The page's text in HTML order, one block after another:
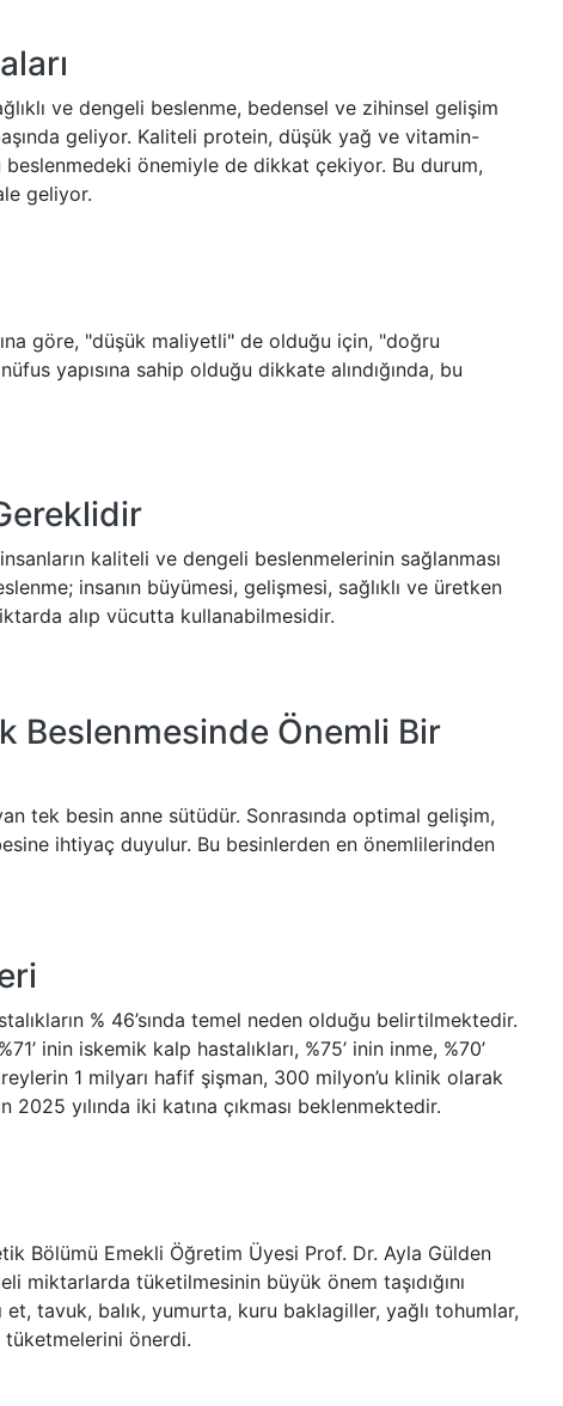
ve dengeli beslenme, bedensel ve zihinsel gelişim
geliyor. Kaliteli protein, düşük yağ ve vitamin-
önemiyle de dikkat çekiyor. Bu durum,
geliyor.
göre, "düşük maliyetli" de olduğu için, "doğru
yapısına sahip olduğu dikkate alındığında, bu
kaliteli ve dengeli beslenmelerinin sağlanması
insanın büyümesi, gelişmesi, sağlıklı ve üretken
alıp vücutta kullanabilmesidir.
Beslenmesinde Önemli Bir
tek besin anne sütüdür. Sonrasında optimal gelişim,
ihtiyaç duyulur. Bu besinlerden en önemlilerinden
% 46’sında temel neden olduğu belirtilmektedir.
inin iskemik kalp hastalıkları, %75’ inin inme, %70’
1 milyarı hafif şişman, 300 milyon’u klinik olarak
yılında iki katına çıkması beklenmektedir.
Bölümü Emekli Öğretim Üyesi Prof. Dr. Ayla Gülden
miktarlarda tüketilmesinin büyük önem taşıdığını
et, tavuk, balık, yumurta, kuru baklagiller, yağlı tohumlar,
tüketmelerini önerdi.